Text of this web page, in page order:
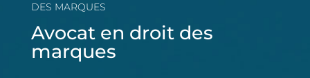
DES MARQUES
Avocat en droit des
marques